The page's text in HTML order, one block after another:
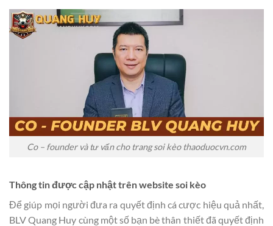
Co – founder và tư vấn cho trang soi kèo thaoduocvn.com
Thông tin được cập nhật trên website soi kèo
Để giúp mọi người đưa ra quyết định cá cược hiệu quả nhất,
BLV Quang Huy cùng một số bạn bè thân thiết đã quyết định